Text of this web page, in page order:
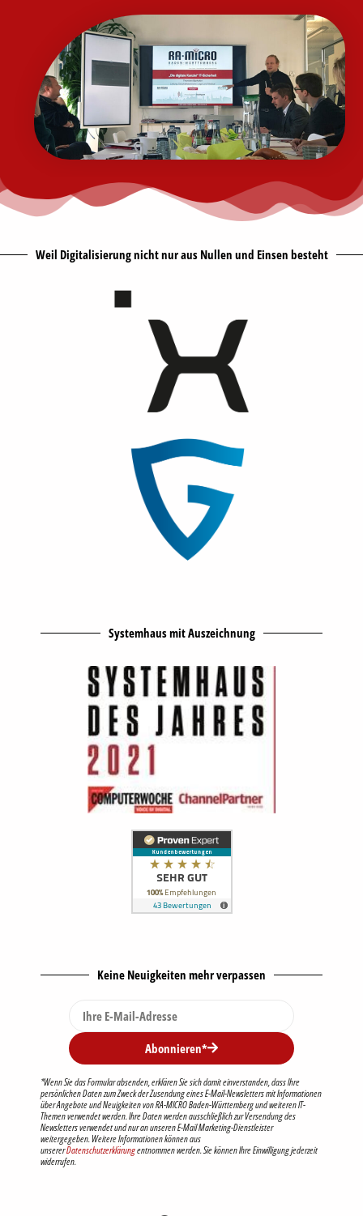
Weil Digitalisierung nicht nur aus Nullen und Einsen besteht
Systemhaus mit Auszeichnung
Keine Neuigkeiten mehr verpassen
Abonnieren*
*Wenn Sie das Formular absenden, erklären Sie sich damit einverstanden, dass Ihre
persönlichen Daten zum Zweck der Zusendung eines E-Mail-Newsletters mit Informationen
über Angebote und Neuigkeiten von RA-MICRO Baden-Württemberg und weiteren IT-
Themen verwendet werden. Ihre Daten werden ausschließlich zur Versendung des
Newsletters verwendet und nur an unseren E-Mail Marketing-Dienstleister
weitergegeben. Weitere Informationen können aus
unsererDatenschutzerklärungentnommen werden. Sie können Ihre Einwilligung jederzeit
widerrufen.